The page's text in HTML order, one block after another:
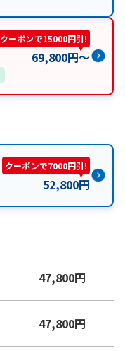
クーポンで15000円引!
69,800円〜
クーポンで7000円引!
52,800円
47,800円
47,800円